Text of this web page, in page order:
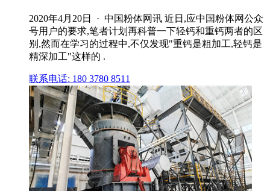
2020年4月20日 · 中国粉体网讯 近日,应中国粉体网公众
号用户的要求,笔者计划再科普一下轻钙和重钙两者的区
别,然而在学习的过程中,不仅发现"重钙是粗加工,轻钙是
精深加工"这样的 .
联系电话: 180 3780 8511